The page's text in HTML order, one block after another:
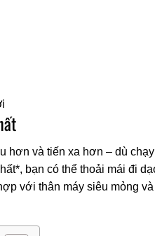
hơn và tiến xa hơn – dù
bạn có thể thoải mái đi
với thân máy siêu mỏng